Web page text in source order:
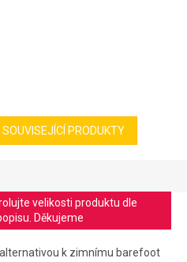
PRODUKTY
velikosti produktu dle
Děkujeme
k zimnímu barefoot